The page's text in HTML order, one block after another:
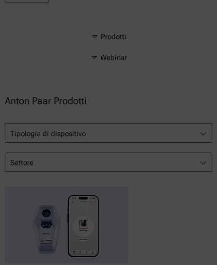
Prodotti
Webinar
Anton Paar Prodotti
Tipologia di dispositivo
Settore